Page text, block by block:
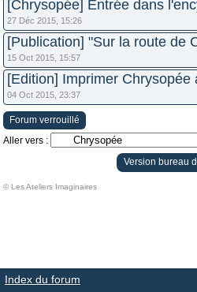
[Chrysopée] Entrée dans
27 Déc 2015, 15:26
[Publication] "Sur la route de
15 Oct 2015, 15:57
[Edition] Imprimer Chrysopée
04 Oct 2015, 23:37
Forum verrouillé
Aller vers :
Version bureau
© Les Ateliers Imaginaires
Index du forum